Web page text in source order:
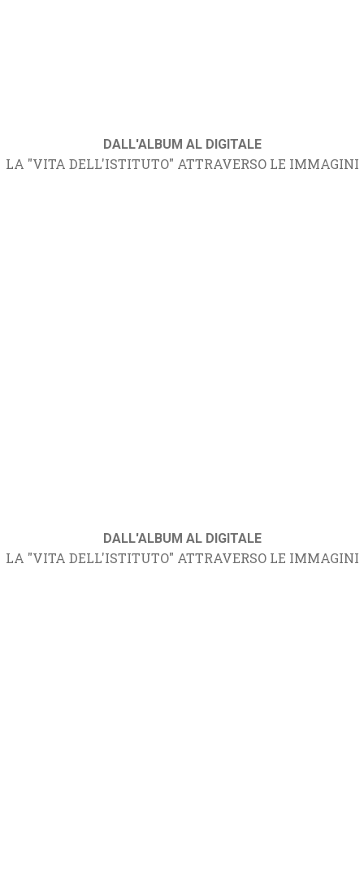
DALL'ALBUM AL DIGITALE
LA "VITA DELL'ISTITUTO" ATTRAVERSO LE IMMAGINI
DALL'ALBUM AL DIGITALE
LA "VITA DELL'ISTITUTO" ATTRAVERSO LE IMMAGINI